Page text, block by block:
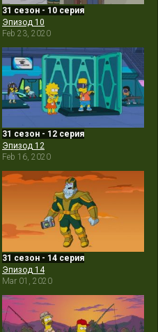
31 сезон - 10 серия
Эпизод 10
Feb 23, 2020
31 сезон - 12 серия
Эпизод 12
Feb 16, 2020
31 сезон - 14 серия
Эпизод 14
Mar 01, 2020